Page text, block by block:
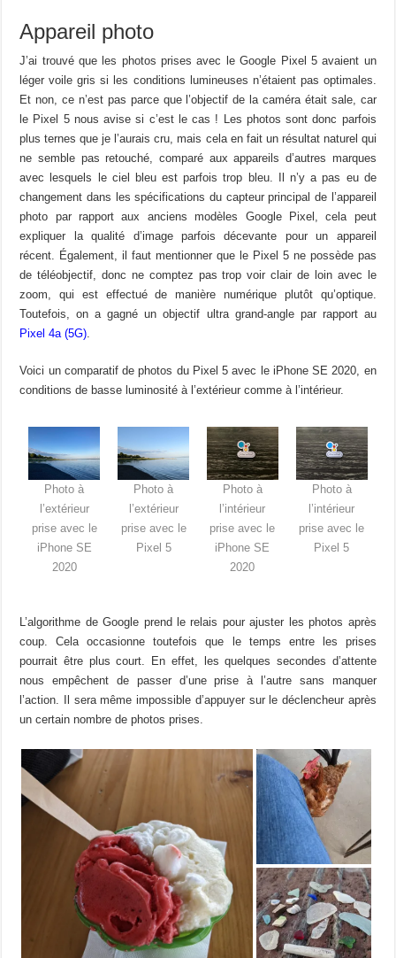
Appareil photo
J’ai trouvé que les photos prises avec le Google Pixel 5 avaient un
léger voile gris si les conditions lumineuses n’étaient pas optimales.
Et non, ce n’est pas parce que l’objectif de la caméra était sale, car
le Pixel 5 nous avise si c’est le cas ! Les photos sont donc parfois
plus ternes que je l’aurais cru, mais cela en fait un résultat naturel qui
ne semble pas retouché, comparé aux appareils d’autres marques
avec lesquels le ciel bleu est parfois trop bleu. Il n’y a pas eu de
changement dans les spécifications du capteur principal de l’appareil
photo par rapport aux anciens modèles Google Pixel, cela peut
expliquer la qualité d’image parfois décevante pour un appareil
récent. Également, il faut mentionner que le Pixel 5 ne possède pas
de téléobjectif, donc ne comptez pas trop voir clair de loin avec le
zoom, qui est effectué de manière numérique plutôt qu’optique.
Toutefois, on a gagné un objectif ultra grand-angle par rapport au
Pixel 4a (5G)
Voici un comparatif de photos du Pixel 5 avec le iPhone SE 2020, en
conditions de basse luminosité à l’extérieur comme à l’intérieur.
Photo à
l’extérieur
prise avec le
iPhone SE
2020
Photo à
l’extérieur
prise avec le
Pixel 5
Photo à
l’intérieur
prise avec le
iPhone SE
2020
Photo à
l’intérieur
prise avec le
Pixel 5
L’algorithme de Google prend le relais pour ajuster les photos après
coup. Cela occasionne toutefois que le temps entre les prises
pourrait être plus court. En effet, les quelques secondes d’attente
nous empêchent de passer d’une prise à l’autre sans manquer
l’action. Il sera même impossible d’appuyer sur le déclencheur après
un certain nombre de photos prises.